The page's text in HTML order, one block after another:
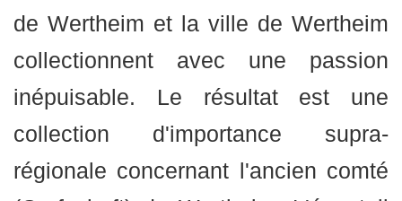
de Wertheim et la ville de Wertheim
collectionnent avec une passion
inépuisable. Le résultat est une
collection d'importance supra-
régionale concernant l'ancien comté